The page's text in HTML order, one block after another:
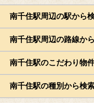
南千住駅周辺の駅から
南千住駅周辺の路線か
南千住駅のこだわり物
南千住駅の種別から検